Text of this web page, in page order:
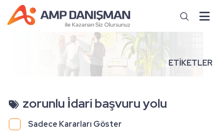
ETİKETLER
zorunlu i̇dari başvuru yolu
Sadece Kararları Göster